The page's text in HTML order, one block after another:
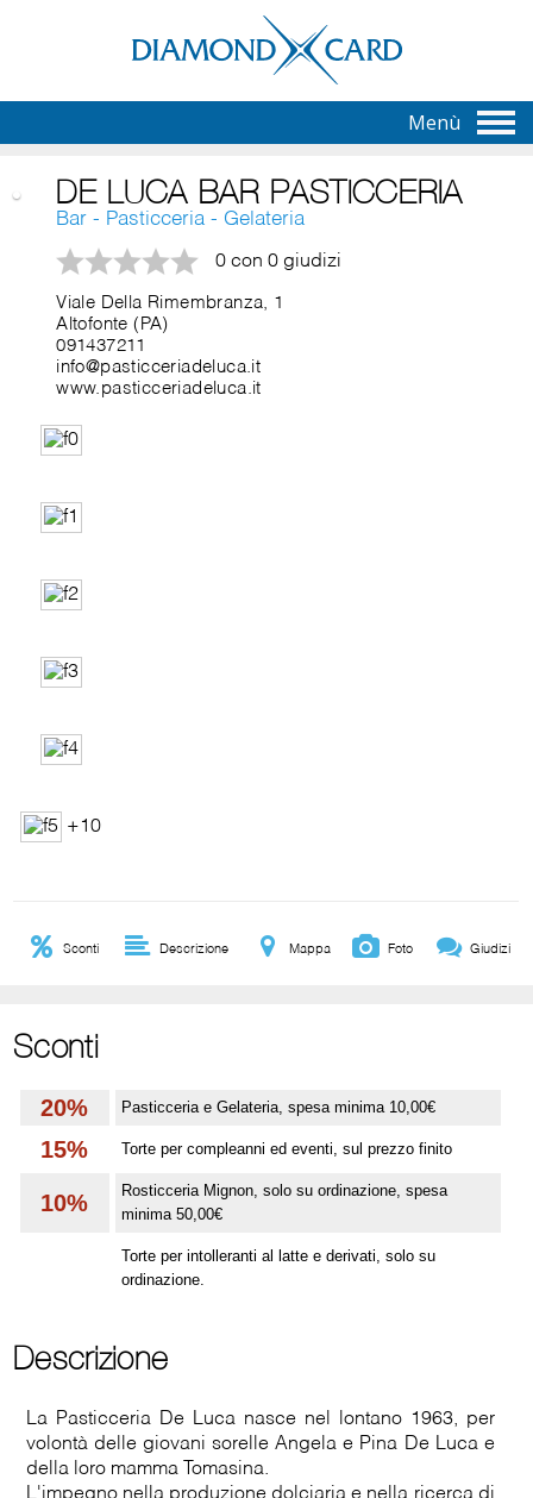
Menù
DE LUCA BAR PASTICCERIA
Bar - Pasticceria - Gelateria
0 con 0 giudizi
Viale Della Rimembranza, 1
Altofonte (PA)
091437211
info@pasticceriadeluca.it
www.pasticceriadeluca.it
+10
Sconti Descrizione Mappa Foto Giudizi
Sconti
20% Pasticceria e Gelateria, spesa minima 10,00€
15% Torte per compleanni ed eventi, sul prezzo finito
10%
Rosticceria Mignon, solo su ordinazione, spesa
minima 50,00€
Torte per intolleranti al latte e derivati, solo su
ordinazione.
Descrizione
La Pasticceria De Luca nasce nel lontano 1963, per
volontà delle giovani sorelle Angela e Pina De Luca e
della loro mamma Tomasina.